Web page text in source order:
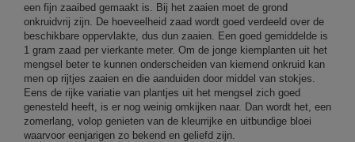
een fijn zaaibed gemaakt is. Bij het zaaien moet de grond
onkruidvrij zijn. De hoeveelheid zaad wordt goed verdeeld over de
beschikbare oppervlakte, dus dun zaaien. Een goed gemiddelde is
1 gram zaad per vierkante meter. Om de jonge kiemplanten uit het
mengsel beter te kunnen onderscheiden van kiemend onkruid kan
men op rijtjes zaaien en die aanduiden door middel van stokjes.
Eens de rijke variatie van plantjes uit het mengsel zich goed
genesteld heeft, is er nog weinig omkijken naar. Dan wordt het, een
zomerlang, volop genieten van de kleurrijke en uitbundige bloei
waarvoor eenjarigen zo bekend en geliefd zijn.